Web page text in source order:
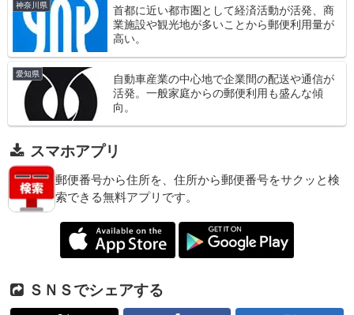
神奈川県
首都に近い都市圏として経済活動が活発、商
業施設や観光地が多いことから郵便利用量が
高い。
愛知県
自動車産業の中心地で企業間の配送や通信が
活発。一般家庭からの郵便利用も盛んな傾
向。
スマホアプリ
郵便番号から住所を、住所から郵便番号をサクッと検
索できる無料アプリです。
ＳＮＳでシェアする